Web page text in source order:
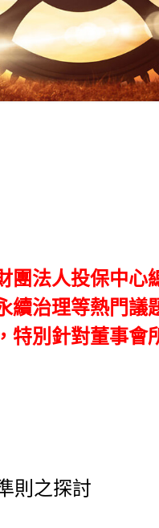
團法人投保中心
續治理等熱門議
特別針對董事會
則之探討